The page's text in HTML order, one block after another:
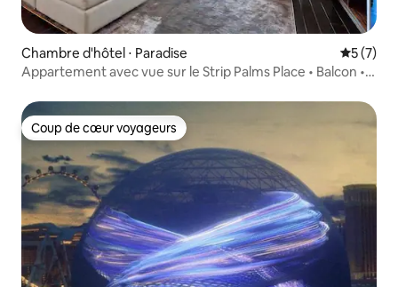
Chambre d'hôtel ⋅ Paradise
5 (7)
Appartement avec vue sur le Strip Palms Place • Balcon •
Coup de cœur voyageurs
Coup de cœur voyageurs